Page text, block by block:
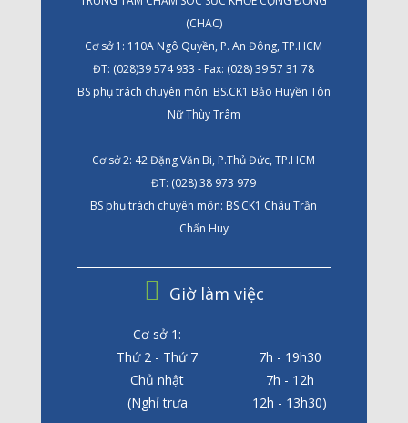
(CHAC)
Cơ sở 1: 110A Ngô Quyền, P. An Đông, TP.HCM
ĐT: (028)39 574 933 - Fax: (028) 39 57 31 78
BS phụ trách chuyên môn: BS.CK1 Bảo Huyền Tôn
Nữ Thùy Trâm
Cơ sở 2: 42 Đặng Văn Bi, P.Thủ Đức, TP.HCM
ĐT: (028) 38 973 979
BS phụ trách chuyên môn: BS.CK1 Châu Trần
Chấn Huy
Giờ làm việc
Cơ sở 1:
Thứ 2 - Thứ 7
7h - 19h30
Chủ nhật
7h - 12h
(Nghỉ trưa
12h - 13h30)